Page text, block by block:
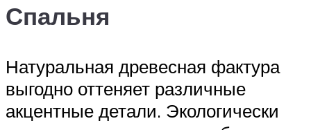
Спальня
Натуральная древесная фактура
выгодно оттеняет различные
акцентные детали. Экологически